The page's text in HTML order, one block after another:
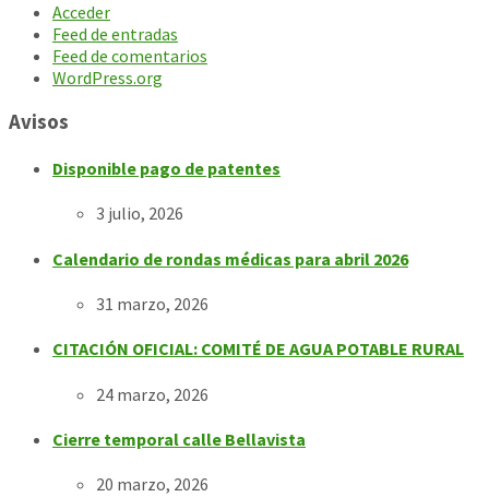
Acceder
Feed de entradas
Feed de comentarios
WordPress.org
Avisos
Disponible pago de patentes
3 julio, 2026
Calendario de rondas médicas para abril 2026
31 marzo, 2026
CITACIÓN OFICIAL: COMITÉ DE AGUA POTABLE RURAL
24 marzo, 2026
Cierre temporal calle Bellavista
20 marzo, 2026